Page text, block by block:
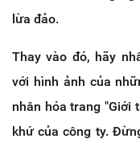
lừa đảo.
Thay vào đó, hãy
với hình ảnh của
nhân hóa trang "Giới
khứ của công ty.